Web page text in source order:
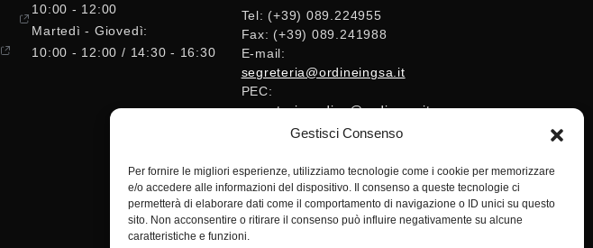
Gestisci Consenso
Per fornire le migliori esperienze, utilizziamo tecnologie come i cookie per memorizzare
e/o accedere alle informazioni del dispositivo. Il consenso a queste tecnologie ci
permetterà di elaborare dati come il comportamento di navigazione o ID unici su questo
sito. Non acconsentire o ritirare il consenso può influire negativamente su alcune
caratteristiche e funzioni.
10:00 - 12:00
Martedì - Giovedì:
10:00 - 12:00 / 14:30 - 16:30
Tel: (+39) 089.224955
Fax: (+39) 089.241988
E-mail:
segreteria@ordineingsa.it
PEC:
segreteria.ordine@ordingsa.it